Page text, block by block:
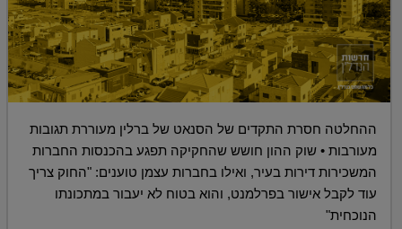
ההחלטה חסרת התקדים של הסנאט של ברלין מעוררת תגובות
מעורבות • שוק ההון חושש שהחקיקה תפגע בהכנסות החברות
המשכירות דירות בעיר, ואילו בחברות עצמן טוענים: "החוק צריך
עוד לקבל אישור בפרלמנט, והוא בטוח לא יעבור במתכונתו
הנוכחית"